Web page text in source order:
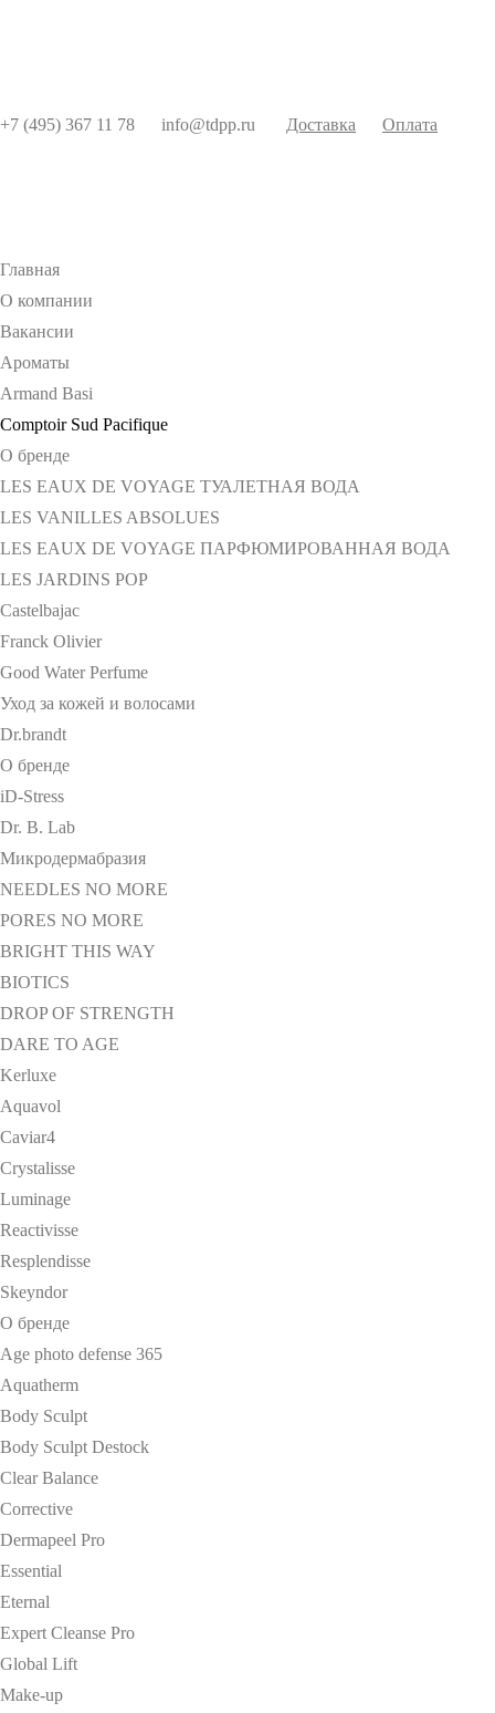
+7 (495) 367 11 78 info@tdpp.ru Доставка Оплата
Главная
О компании
Вакансии
Ароматы
Armand Basi
Comptoir Sud Pacifique
О бренде
LES EAUX DE VOYAGE ТУАЛЕТНАЯ ВОДА
LES VANILLES ABSOLUES
LES EAUX DE VOYAGE ПАРФЮМИРОВАННАЯ ВОДА
LES JARDINS POP
Castelbajac
Franck Olivier
Good Water Perfume
Уход за кожей и волосами
Dr.brandt
О бренде
iD-Stress
Dr. B. Lab
Микродермабразия
NEEDLES NO MORE
PORES NO MORE
BRIGHT THIS WAY
BIOTICS
DROP OF STRENGTH
DARE TO AGE
Kerluxe
Aquavol
Caviar4
Crystalisse
Luminage
Reactivisse
Resplendisse
Skeyndor
О бренде
Age photo defense 365
Aquatherm
Body Sculpt
Body Sculpt Destock
Clear Balance
Corrective
Dermapeel Pro
Essential
Eternal
Expert Cleanse Pro
Global Lift
Make-up